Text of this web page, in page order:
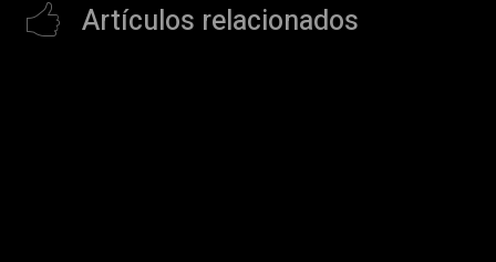
Artículos relacionados